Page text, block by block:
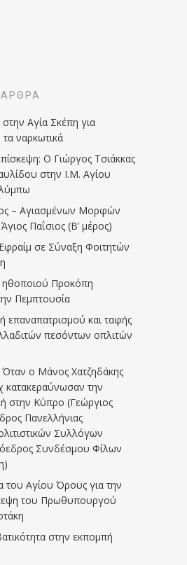
Αγία Σκέπη για
ναρκωτικά
Ο Γιώργος Τσιάκκας
στην Ι.Μ. Αγίου
– Αγιασμένων Μορφών
Παΐσιος (Β’ μέρος)
σε Σύναξη Φοιτητών
ηθοποιού Προκόπη
Πεμπτουσία
επαναπατρισμού και ταφής
πεσόντων οπλιτών
ο Μάνος Χατζηδάκης
κατακεραύνωσαν την
στην Κύπρο (Γεώργιος
Πανελλήνιας
Συλλόγων
Συνδέσμου Φίλων
του Αγίου Όρους για την
του Πρωθυπουργού
στην εκπομπή